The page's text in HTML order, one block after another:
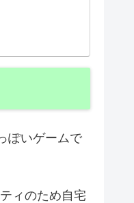
ぽいゲームで
ィのため自宅